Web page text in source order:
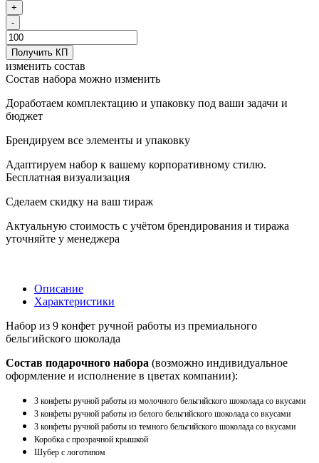
+
-
Получить КП
изменить состав
Состав набора можно изменить
Доработаем комплектацию и упаковку под ваши задачи и
бюджет
Брендируем все элементы и упаковку
Адаптируем набор к вашему корпоративному стилю.
Бесплатная визуализация
Сделаем скидку на ваш тираж
Актуальную стоимость с учётом брендирования и тиража
уточняйте у менеджера
Описание
Характеристики
Набор из 9 конфет ручной работы из премиального
бельгийского шоколада
Состав подарочного набора (возможно индивидуальное
оформление и исполнение в цветах компании):
3 конфеты ручной работы из молочного бельгийского шоколада со вкусами
3 конфеты ручной работы из белого бельгийского шоколада со вкусами
3 конфеты ручной работы из темного бельгийского шоколада со вкусами
Коробка с прозрачной крышкой
Шубер с логотипом